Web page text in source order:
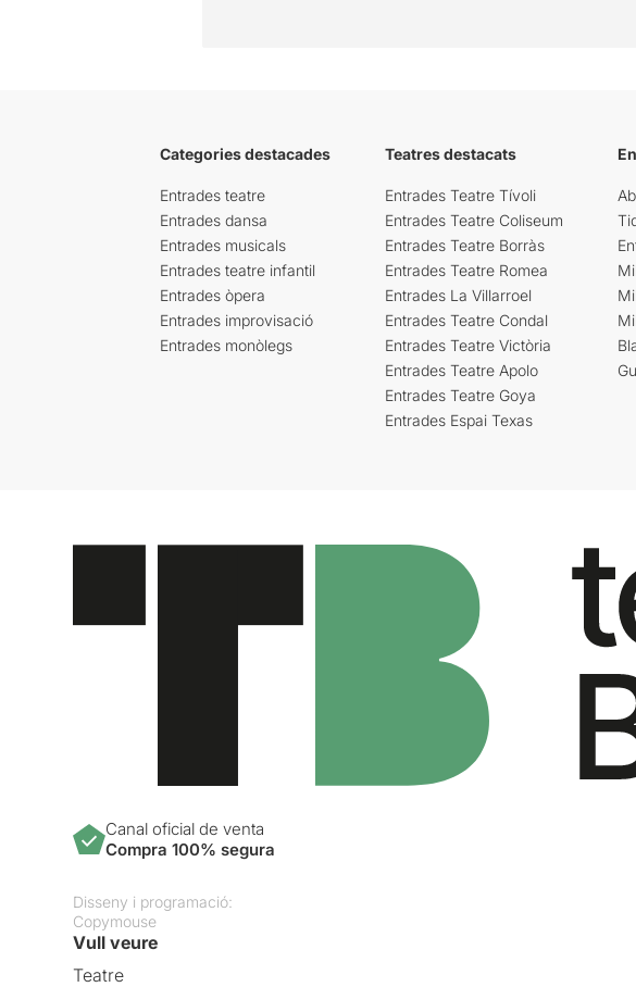
Categories destacades
Entrades teatre
Entrades dansa
Entrades musicals
Entrades teatre infantil
Entrades òpera
Entrades improvisació
Entrades monòlegs
Teatres destacats
Entrades Teatre Tívoli
Entrades Teatre Coliseum
Entrades Teatre Borràs
Entrades Teatre Romea
Entrades La Villarroel
Entrades Teatre Condal
Entrades Teatre Victòria
Entrades Teatre Apolo
Entrades Teatre Goya
Entrades Espai Texas
Canal oficial de venta
Compra 100% segura
Disseny i programació:
Copymouse
Vull veure
Teatre